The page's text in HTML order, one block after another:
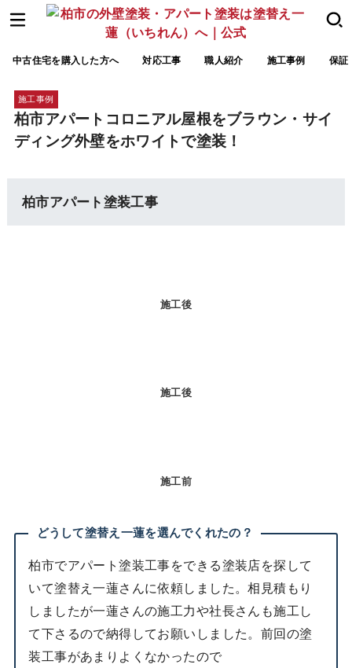
中古住宅を購入した方へ 対応工事 職人紹介 施工事例 保証
施工事例
柏市アパートコロニアル屋根をブラウン・サイ
ディング外壁をホワイトで塗装！
柏市アパート塗装工事
施工後
施工後
施工前
どうして塗替え一蓮を選んでくれたの？
柏市でアパート塗装工事をできる塗装店を探して
いて塗替え一蓮さんに依頼しました。相見積もり
しましたが一蓮さんの施工力や社長さんも施工し
て下さるので納得してお願いしました。前回の塗
装工事があまりよくなかったので